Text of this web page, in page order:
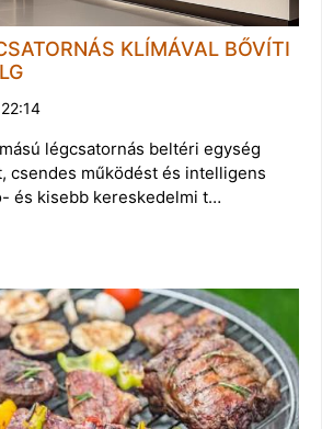
KLÍMÁVAL BŐVÍTI
légcsatornás beltéri egység
csendes működést és intelligens
és kisebb kereskedelmi t…